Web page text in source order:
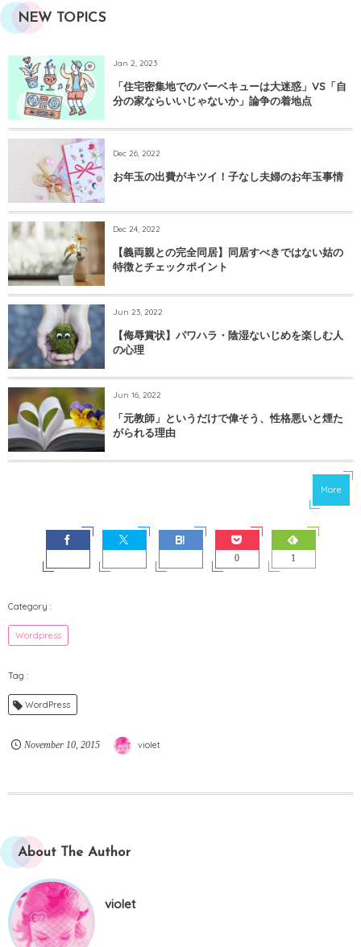
NEW TOPICS
Jan 2, 2023
「住宅密集地でのバーベキューは大迷惑」VS「自
分の家ならいいじゃないか」論争の着地点
Dec 26, 2022
お年玉の出費がキツイ！子なし夫婦のお年玉事情
Dec 24, 2022
【義両親との完全同居】同居すべきではない姑の
特徴とチェックポイント
Jun 23, 2022
【侮辱賞状】パワハラ・陰湿ないじめを楽しむ人
の心理
Jun 16, 2022
「元教師」というだけで偉そう、性格悪いと煙た
がられる理由
More
0 1
Wordpress
WordPress
November 10, 2015 violet
About The Author
violet